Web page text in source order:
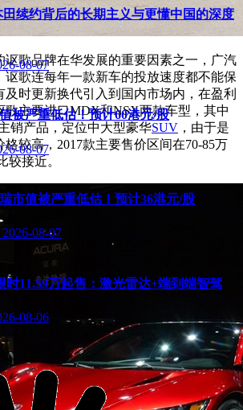
讴歌品牌在华发展的重要因素之一，广汽
讴歌连每年一款新车的投放速度都不能保
时更新换代引入到国内市场内，在盈利
歌主要进口MDX和NSX两款车型，其中
销产品，定位中大型豪华SUV ，由于是
较高，2017款主要售价区间在70-85万
较接近。
续约背后的长期主义与更懂中国的深度
08-07
被严重低估！预计60港元/股
08-07
市值被严重低估！预计36港元/股
2026-08-07
时11.59万起售：激光雷达+端到端智驾
08-06